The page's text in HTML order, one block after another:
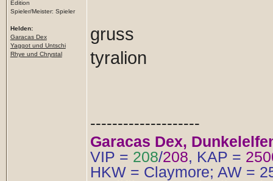
Edition
Spieler/Meister: Spieler
Helden:
Garacas Dex
Yaggot und Untschi
Rhye und Chrystal
gruss
tyralion
--------------------
Garacas Dex,
VIP = 208/208, KAP =
HKW = Claymore; AW =